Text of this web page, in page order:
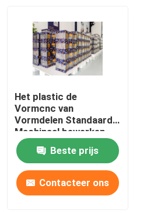
Het plastic de
Vormcnc van
Vormdelen Standaard
Machinaal bewerken
Beste prijs
Contacteer ons